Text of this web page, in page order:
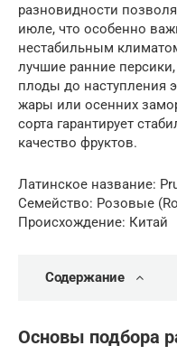
разновидности
июле, что особенно
нестабильным
лучшие ранние
плоды до наступления
жары или осенних
сорта гарантирует
качество фруктов.
Латинское название:
Семейство: Розовые
Происхождение: Китай
Содержание
Основы подбора